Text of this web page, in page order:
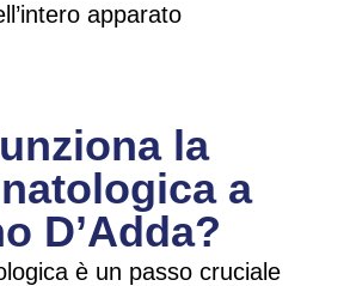
apparato
la
a
D’Adda?
è un passo cruciale